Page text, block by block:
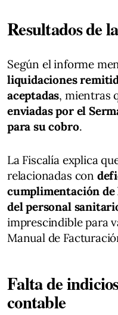
Resultados de
Según el informe
liquidaciones
aceptadas, mientras
enviadas por el
para su cobro.
La Fiscalía explica
relacionadas con
cumplimentación
del personal
imprescindible para
Manual de
Falta de
contable